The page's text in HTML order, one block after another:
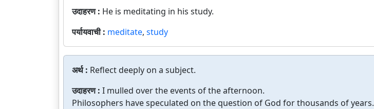
उदाहरण : He is meditating in his study.
पर्यायवाची : meditate, study
अर्थ : Reflect deeply on a subject.
उदाहरण : I mulled over the events of the afternoon.
Philosophers have speculated on the question of God for thousands of years.